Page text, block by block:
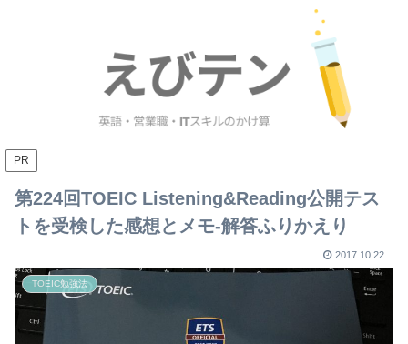
PR
第224回TOEIC Listening&Reading公開テス
トを受検した感想とメモ-解答ふりかえり
2017.10.22
TOEIC勉強法